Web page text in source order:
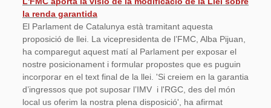
la renda garantida
El Parlament de Catalunya està tramitant aquesta
proposició de llei. La vicepresidenta de l’FMC, Alba Pijuan,
ha comparegut aquest matí al Parlament per exposar el
nostre posicionament i formular propostes que es puguin
incorporar en el text final de la llei. 'Si creiem en la garantia
d’ingressos que pot suposar l’IMV i l'RGC, des del món
local us oferim la nostra plena disposició', ha afirmat